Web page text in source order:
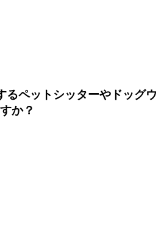
るペットシッターやドッグウ
か？